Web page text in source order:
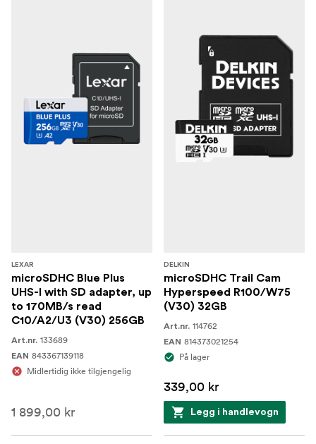
LEXAR
microSDHC Blue Plus
UHS-I with SD adapter, up
to 170MB/s read
C10/A2/U3 (V30) 256GB
Art.nr. 133689
EAN 843367139118
Midlertidig ikke tilgjengelig
1 899,00 kr
DELKIN
microSDHC Trail Cam
Hyperspeed R100/W75
(V30) 32GB
Art.nr. 114762
EAN 814373021254
På lager
339,00 kr
Legg i handlevogn